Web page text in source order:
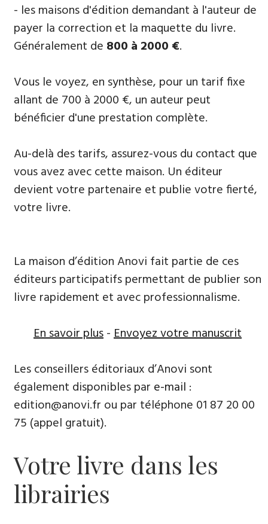
- les maisons d'édition demandant à l'auteur de
payer la correction et la maquette du livre.
Généralement de 800 à 2000 €.
Vous le voyez, en synthèse, pour un tarif fixe
allant de 700 à 2000 €, un auteur peut
bénéficier d'une prestation complète.
Au-delà des tarifs, assurez-vous du contact que
vous avez avec cette maison. Un éditeur
devient votre partenaire et publie votre fierté,
votre livre.
La maison d’édition Anovi fait partie de ces
éditeurs participatifs permettant de publier son
livre rapidement et avec professionnalisme.
En savoir plus-Envoyez votre manuscrit
Les conseillers éditoriaux d’Anovi sont
également disponibles par e-mail :
edition@anovi.fr ou par téléphone 01 87 20 00
75 (appel gratuit).
Votre livre dans les
librairies